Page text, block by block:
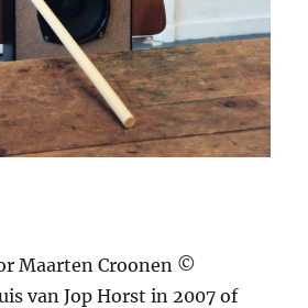
Maarten Croonen ©
van Jop Horst in 2007 of